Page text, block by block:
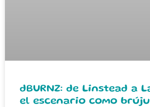
dBURNZ: de Linstead a
el escenario como